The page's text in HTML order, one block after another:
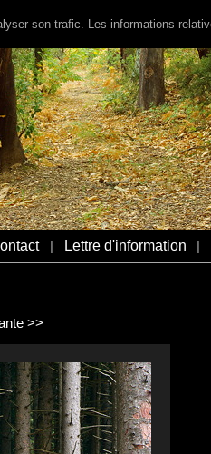
Lettre d'information
>>
son trafic. Les informations